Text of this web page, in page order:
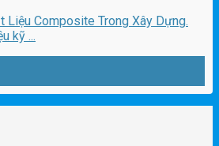
Liệu Composite Trong Xây Dựng.
kỹ ...